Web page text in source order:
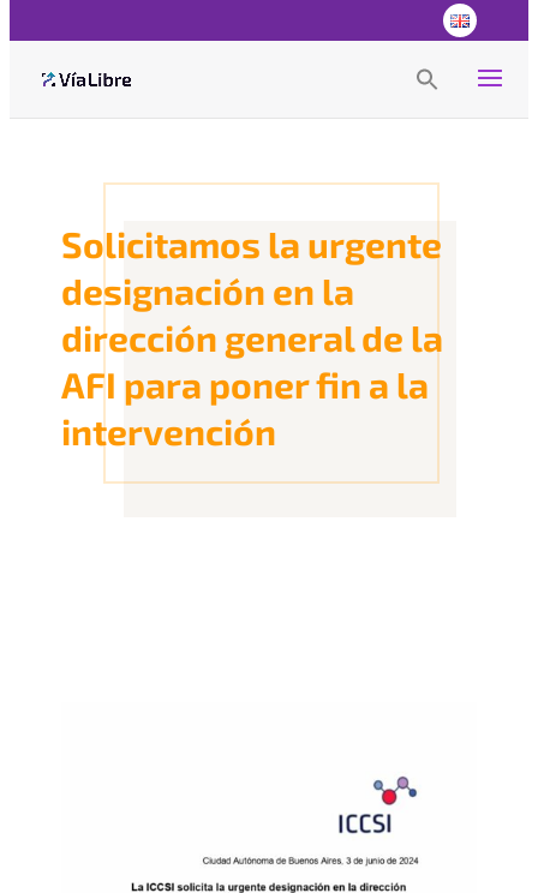
Search Button
Solicitamos la urgente
designación en la
dirección general de la
AFI para poner fin a la
intervención